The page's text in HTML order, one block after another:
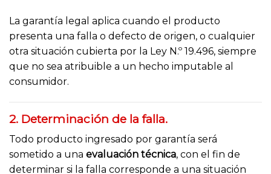
La garantía legal aplica cuando el producto
presenta una falla o defecto de origen, o cualquier
otra situación cubierta por la Ley N.º 19.496, siempre
que no sea atribuible a un hecho imputable al
consumidor.
2. Determinación de la falla.
Todo producto ingresado por garantía será
sometido a una evaluación técnica, con el fin de
determinar si la falla corresponde a una situación